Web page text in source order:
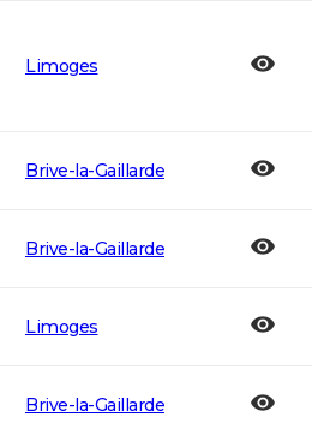
Limoges
Brive-la-Gaillarde
Brive-la-Gaillarde
Limoges
Brive-la-Gaillarde